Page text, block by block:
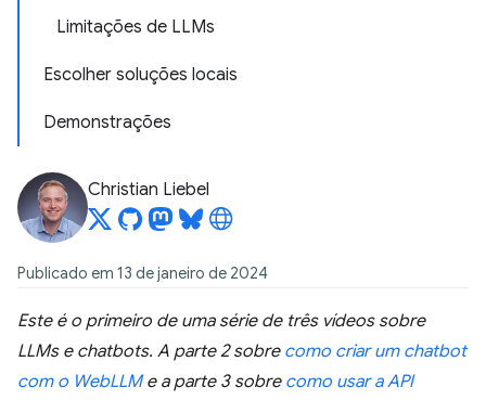
Limitações de LLMs
Escolher soluções locais
Demonstrações
Christian Liebel
Publicado em 13 de janeiro de 2024
Este é o primeiro de uma série de três vídeos sobre
LLMs e chatbots. A parte 2 sobre como criar um chatbot
com o WebLLMe a parte 3 sobre como usar a API